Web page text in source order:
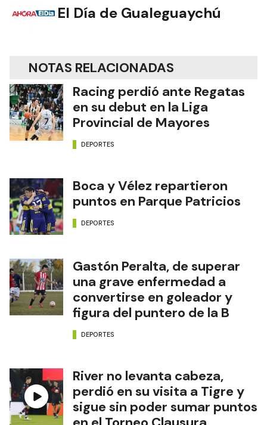
El Día de Gualeguaychú
NOTAS RELACIONADAS
Racing perdió ante Regatas
en su debut en la Liga
Provincial de Mayores
DEPORTES
Boca y Vélez repartieron
puntos en Parque Patricios
DEPORTES
Gastón Peralta, de superar
una grave enfermedad a
convertirse en goleador y
figura del puntero de la B
DEPORTES
River no levanta cabeza,
perdió en su visita a Tigre y
sigue sin poder sumar puntos